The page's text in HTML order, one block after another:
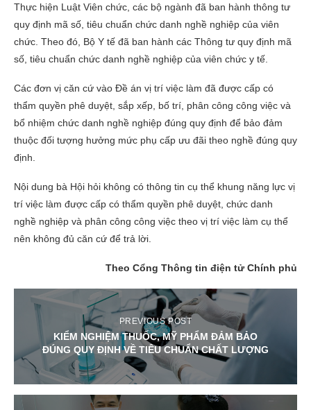
Thực hiện Luật Viên chức, các bộ ngành đã ban hành thông tư
quy định mã số, tiêu chuẩn chức danh nghề nghiệp của viên
chức. Theo đó, Bộ Y tế đã ban hành các Thông tư quy định mã
số, tiêu chuẩn chức danh nghề nghiệp của viên chức y tế.
Các đơn vị căn cứ vào Đề án vị trí việc làm đã được cấp có
thẩm quyền phê duyệt, sắp xếp, bố trí, phân công công việc và
bổ nhiệm chức danh nghề nghiệp đúng quy định để bảo đảm
thuộc đối tượng hưởng mức phụ cấp ưu đãi theo nghề đúng quy
định.
Nội dung bà Hội hỏi không có thông tin cụ thể khung năng lực vị
trí việc làm được cấp có thẩm quyền phê duyệt, chức danh
nghề nghiệp và phân công công việc theo vị trí việc làm cụ thể
nên không đủ căn cứ để trả lời.
Theo Cổng Thông tin điện tử Chính phủ
PREVIOUS POST
KIỂM NGHIỆM THUỐC, MỸ PHẨM ĐẢM BẢO
ĐÚNG QUY ĐỊNH VỀ TIÊU CHUẨN CHẤT LƯỢNG